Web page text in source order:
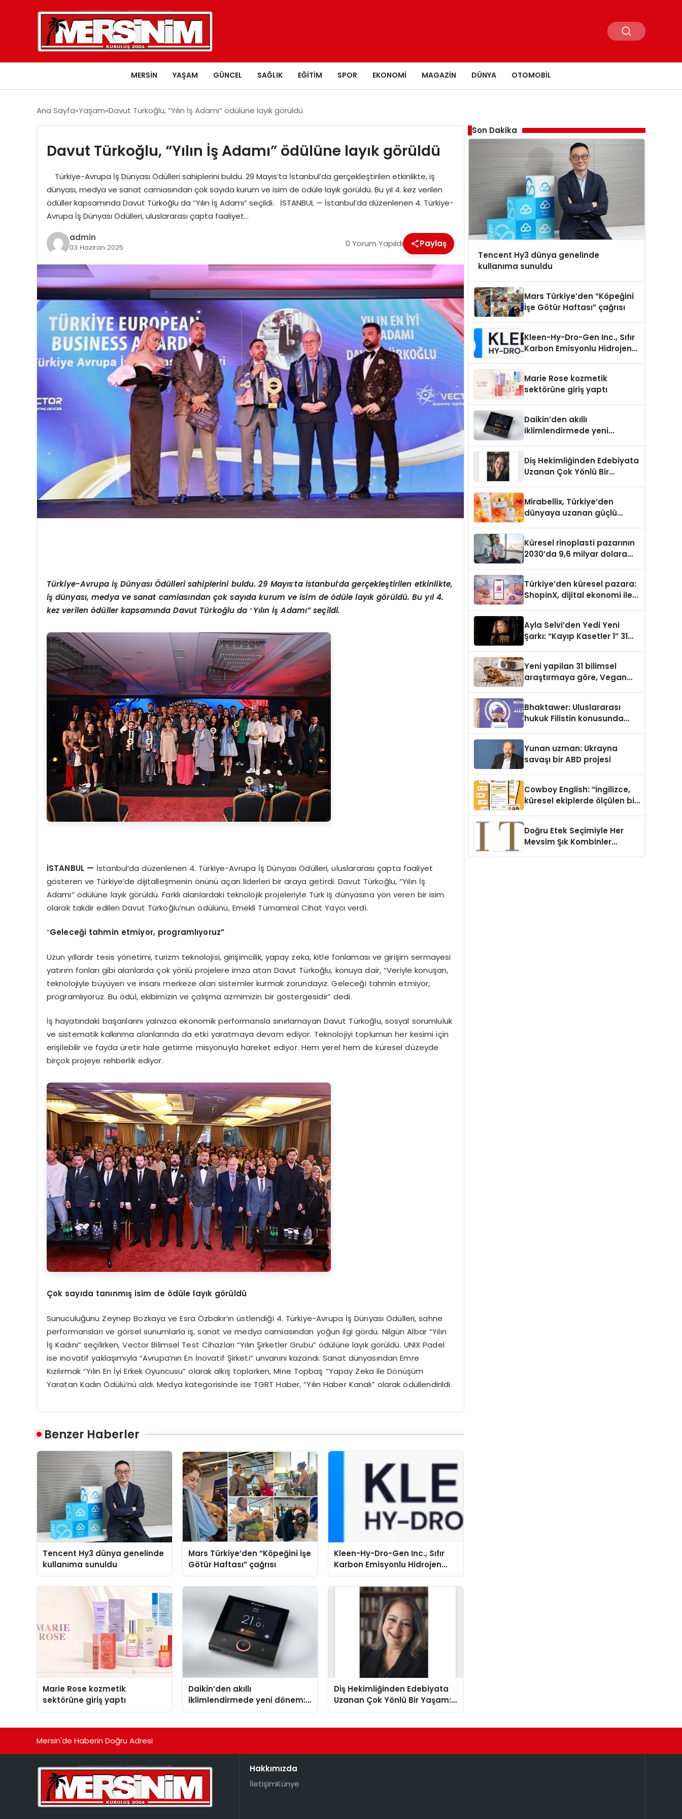
MERSIN YAŞAM GÜNCEL SAĞLIK EĞITIM SPOR EKONOMI MAGAZIN DÜNYA OTOMOBIL
Ana Sayfa Yaşam Davut Türkoğlu, “Yılın İş Adamı” ödülüne layık görüldü
Davut Türkoğlu, “Yılın İş Adamı” ödülüne layık görüldü
Türkiye-Avrupa İş Dünyası Ödülleri sahiplerini buldu. 29 Mayıs’ta İstanbul’da gerçekleştirilen etkinlikte, iş
dünyası, medya ve sanat camiasından çok sayıda kurum ve isim de ödüle layık görüldü. Bu yıl 4. kez verilen
ödüller kapsamında Davut Türkoğlu da “Yılın İş Adamı” seçildi. İSTANBUL — İstanbul’da düzenlenen 4. Türkiye-
Avrupa İş Dünyası Ödülleri, uluslararası çapta faaliyet…
admin
03 Haziran 2025 0 Yorum Yapıldı Paylaş
Türkiye-Avrupa İş Dünyası Ödülleri sahiplerini buldu. 29 Mayıs’ta İstanbul’da gerçekleştirilen etkinlikte,
iş dünyası, medya ve sanat camiasından çok sayıda kurum ve isim de ödüle layık görüldü. Bu yıl 4.
kez verilenödüller kapsamında Davut Türkoğlu da “Yılın İş Adamı” seçildi.
İSTANBUL — İstanbul’da düzenlenen 4. Türkiye-Avrupa İş Dünyası Ödülleri, uluslararası çapta faaliyet
gösteren ve Türkiye’de dijitalleşmenin önünü açan liderleri bir araya getirdi. Davut Türkoğlu, “Yılın İş
Adamı” ödülüne layık görüldü. Farklı alanlardaki teknolojik projeleriyle Türk iş dünyasına yön veren bir isim
olarak takdir edilen Davut Türkoğlu’nun ödülünü, Emekli Tümamiral Cihat Yaycı verdi.
“Geleceği tahmin etmiyor, programlıyoruz”
Uzun yıllardır tesis yönetimi, turizm teknolojisi, girişimcilik, yapay zeka, kitle fonlaması ve girişim sermayesi
yatırım fonları gibi alanlarda çok yönlü projelere imza atan Davut Türkoğlu, konuya dair, “Veriyle konuşan,
teknolojiyle büyüyen ve insanı merkeze alan sistemler kurmak zorundayız. Geleceği tahmin etmiyor,
programlıyoruz. Bu ödül, ekibimizin ve çalışma azmimizin bir göstergesidir” dedi.
İş hayatındaki başarılarını yalnızca ekonomik performansla sınırlamayan Davut Türkoğlu, sosyal sorumluluk
ve sistematik kalkınma alanlarında da etki yaratmaya devam ediyor. Teknolojiyi toplumun her kesimi için
erişilebilir ve fayda üretir hale getirme misyonuyla hareket ediyor. Hem yerel hem de küresel düzeyde
birçok projeye rehberlik ediyor.
Çok sayıda tanınmış isim de ödüle layık görüldü
Sunuculuğunu Zeynep Bozkaya ve Esra Özbakır’ın üstlendiği 4. Türkiye-Avrupa İş Dünyası Ödülleri, sahne
performansları ve görsel sunumlarla iş, sanat ve medya camiasından yoğun ilgi gördü. Nilgün Albar “Yılın
İş Kadını” seçilirken, Vector Bilimsel Test Cihazları “Yılın Şirketler Grubu” ödülüne layık görüldü. UNIX Padel
ise inovatif yaklaşımıyla “Avrupa’nın En İnovatif Şirketi” unvanını kazandı. Sanat dünyasından Emre
Kızılırmak “Yılın En İyi Erkek Oyuncusu” olarak alkış toplarken, Mine Topbaş “Yapay Zeka ile Dönüşüm
Yaratan Kadın Ödülü’nü aldı. Medya kategorisinde ise TGRT Haber, “Yılın Haber Kanalı” olarak ödüllendirildi.
Benzer Haberler
Tencent Hy3 dünya genelinde
kullanıma sunuldu
Mars Türkiye’den “Köpeğini İşe
Götür Haftası” çağrısı
Kleen-Hy-Dro-Gen Inc., Sıfır
Karbon Emisyonlu Hidrojen
Isıtma Teknolojisinde ISO ve
TSSA Düzenleyici Onaylarını
Marie Rose kozmetik
sektörüne giriş yaptı
Daikin’den akıllı
iklimlendirmede yeni dönem:
Madoka Plus Türkiye’de
Diş Hekimliğinden Edebiyata
Uzanan Çok Yönlü Bir Yaşam:
Yeşim Şahin Yaman
Son Dakika
Tencent Hy3 dünya genelinde
kullanıma sunuldu
Mars Türkiye’den “Köpeğini
İşe Götür Haftası” çağrısı
Kleen-Hy-Dro-Gen Inc., Sıfır
Karbon Emisyonlu Hidrojen
Aldı
Marie Rose kozmetik
sektörüne giriş yaptı
Daikin’den akıllı
iklimlendirmede yeni
Diş Hekimliğinden Edebiyata
Uzanan Çok Yönlü Bir
Mirabellix, Türkiye’den
dünyaya uzanan güçlü
Küresel rinoplasti pazarının
2030’da 9,6 milyar dolara
Türkiye’den küresel pazara:
ShopinX, dijital ekonomi ile
Ayla Selvi’den Yedi Yeni
Şarkı: “Kayıp Kasetler 1” 31
Yeni yapilan 31 bilimsel
araştırmaya göre, Vegan
Sindirildiğini Ortaya Koydu
Bhaktawer: Uluslararası
hukuk Filistin konusunda
Yunan uzman: Ukrayna
savaşı bir ABD projesi
Cowboy English: “İngilizce,
küresel ekiplerde ölçülen bir
Doğru Etek Seçimiyle Her
Mevsim Şık Kombinler
Mersin'de Haberin Doğru Adresi
Hakkımızda
İletişimKünye